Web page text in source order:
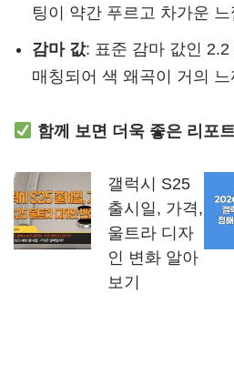
팅이 약간 푸르고 차가운
감마 값: 표준 감마 값인
매칭되어 색 왜곡이 거의
함께 보면 더욱 좋은 리포
갤럭시 S25
출시일, 가격,
울트라 디자
인 변화 알아
보기